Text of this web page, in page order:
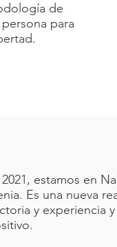
de
para
estamos en
Es una nueva
y experiencia